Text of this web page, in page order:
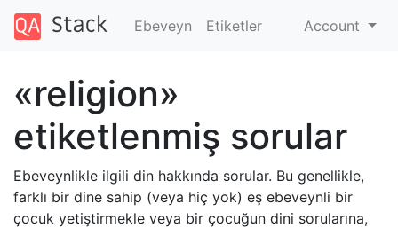
Ebeveyn Etiketler Account
«religion»
etiketlenmiş sorular
Ebeveynlikle ilgili din hakkında sorular. Bu genellikle,
farklı bir dine sahip (veya hiç yok) eş ebeveynli bir
çocuk yetiştirmekle veya bir çocuğun dini sorularına,